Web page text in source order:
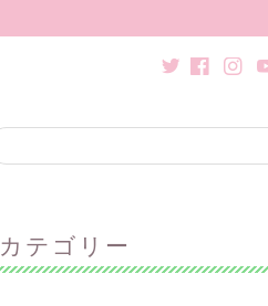
カテゴリー